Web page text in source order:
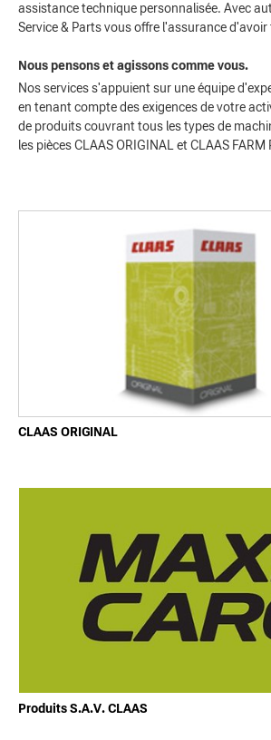
assistance technique personnalisée. Avec
Service & Parts vous offre l'assurance
Nous pensons et agissons comme vous.
Nos services s'appuient sur une équipe
en tenant compte des exigences de votre
de produits couvrant tous les types de
les pièces CLAAS ORIGINAL et CLAAS FARM
CLAAS ORIGINAL
Produits S.A.V. CLAAS